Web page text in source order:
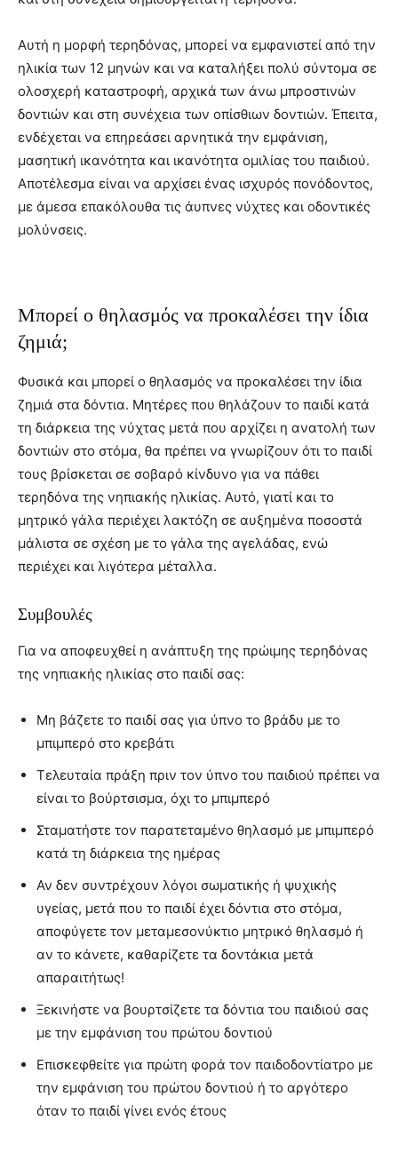
Αυτή η μορφή τερηδόνας, μπορεί να εμφανιστεί από την
ηλικία των 12 μηνών και να καταλήξει πολύ σύντομα σε
ολοσχερή καταστροφή, αρχικά των άνω μπροστινών
δοντιών και στη συνέχεια των οπίσθιων δοντιών. Έπειτα,
ενδέχεται να επηρεάσει αρνητικά την εμφάνιση,
μασητική ικανότητα και ικανότητα ομιλίας του παιδιού.
Αποτέλεσμα είναι να αρχίσει ένας ισχυρός πονόδοντος,
με άμεσα επακόλουθα τις άυπνες νύχτες και οδοντικές
μολύνσεις.
Μπορεί ο θηλασμός να προκαλέσει την ίδια
ζημιά;
Φυσικά και μπορεί ο θηλασμός να προκαλέσει την ίδια
ζημιά στα δόντια. Μητέρες που θηλάζουν το παιδί κατά
τη διάρκεια της νύχτας μετά που αρχίζει η ανατολή των
δοντιών στο στόμα, θα πρέπει να γνωρίζουν ότι το παιδί
τους βρίσκεται σε σοβαρό κίνδυνο για να πάθει
τερηδόνα της νηπιακής ηλικίας. Αυτό, γιατί και το
μητρικό γάλα περιέχει λακτόζη σε αυξημένα ποσοστά
μάλιστα σε σχέση με το γάλα της αγελάδας, ενώ
περιέχει και λιγότερα μέταλλα.
Συμβουλές
Για να αποφευχθεί η ανάπτυξη της πρώιμης τερηδόνας
της νηπιακής ηλικίας στο παιδί σας:
Μη βάζετε το παιδί σας για ύπνο το βράδυ με το
μπιμπερό στο κρεβάτι
Τελευταία πράξη πριν τον ύπνο του παιδιού πρέπει να
είναι το βούρτσισμα, όχι το μπιμπερό
Σταματήστε τον παρατεταμένο θηλασμό με μπιμπερό
κατά τη διάρκεια της ημέρας
Αν δεν συντρέχουν λόγοι σωματικής ή ψυχικής
υγείας, μετά που το παιδί έχει δόντια στο στόμα,
αποφύγετε τον μεταμεσονύκτιο μητρικό θηλασμό ή
αν το κάνετε, καθαρίζετε τα δοντάκια μετά
απαραιτήτως!
Ξεκινήστε να βουρτσίζετε τα δόντια του παιδιού σας
με την εμφάνιση του πρώτου δοντιού
Επισκεφθείτε για πρώτη φορά τον παιδοδοντίατρο με
την εμφάνιση του πρώτου δοντιού ή το αργότερο
όταν το παιδί γίνει ενός έτους